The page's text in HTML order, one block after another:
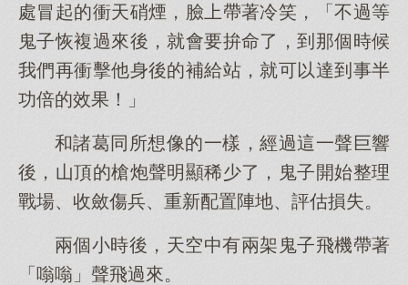
處冒起的衝天硝煙，臉上帶著冷笑，「不過等
鬼子恢複過來後，就會要拚命了，到那個時候
我們再衝擊他身後的補給站，就可以達到事半
功倍的效果！」
和諸葛同所想像的一樣，經過這一聲巨響
後，山頂的槍炮聲明顯稀少了，鬼子開始整理
戰場、收斂傷兵、重新配置陣地、評估損失。
兩個小時後，天空中有兩架鬼子飛機帶著
「嗡嗡」聲飛過來。